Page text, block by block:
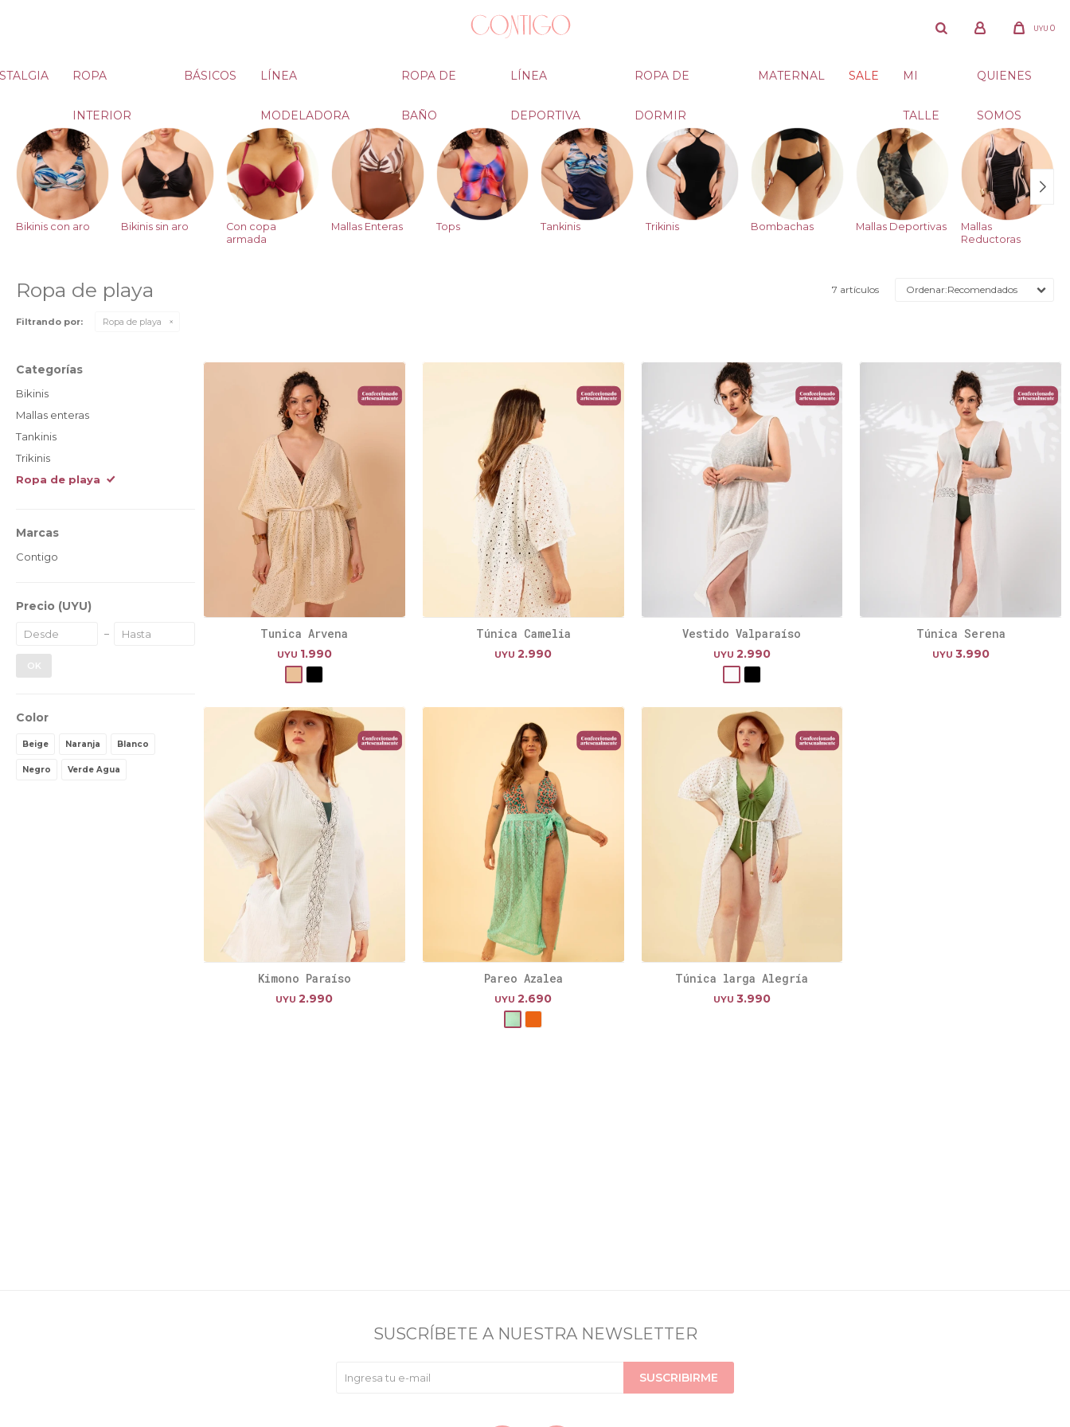
ROPA
INTERIOR
BÁSICOS LÍNEA
MODELADORA
ROPA DE
BAÑO
LÍNEA
DEPORTIVA
ROPA DE
DORMIR
MATERNAL SALE MI
TALLE
QUIENES
SOMOS
UYU 0
Bikinis con aro Bikinis sin aro
Con copa
armada
Mallas Enteras Tops Tankinis Trikinis Bombachas Mallas Deportivas
Mallas
Reductoras
Ropa de playa 7 artículos Recomendados
Filtrando por: Ropa de playa
Tunica Arvena
UYU 1.990
Túnica Camelia
UYU 2.990
Vestido Valparaíso
UYU 2.990
Túnica Serena
UYU 3.990
Kimono Paraíso
UYU 2.990
Pareo Azalea
UYU 2.690
Túnica larga Alegría
UYU 3.990
Categorías
Bikinis
Mallas enteras
Tankinis
Trikinis
Ropa de playa
Marcas
Contigo
Precio (UYU)
OK
Color
Beige Naranja Blanco
Negro Verde Agua
SUSCRÍBETE A NUESTRA NEWSLETTER
SUSCRIBIRME